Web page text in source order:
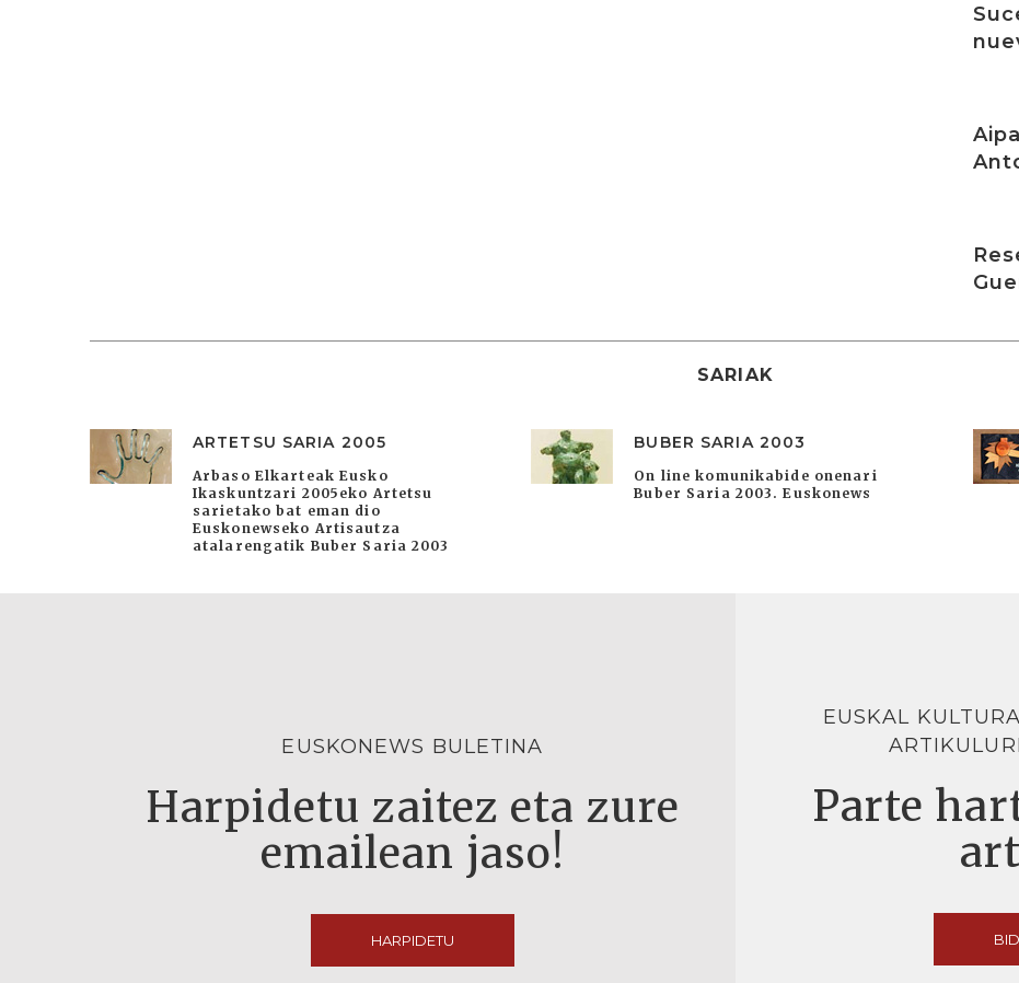
SARIAK
ARTETSU SARIA 2005
Arbaso Elkarteak Eusko
Ikaskuntzari 2005eko Artetsu
sarietako bat eman dio
Euskonewseko Artisautza
atalarengatik Buber Saria 2003
BUBER SARIA 2003
On line komunikabide onenari
Buber Saria 2003. Euskonews
EUSKONEWS BULETINA
Harpidetu zaitez eta zure
emailean jaso!
HARPIDETU
EUSKAL
Parte